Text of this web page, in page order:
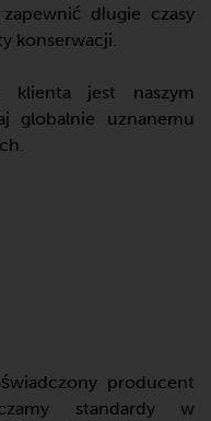
długie czasy
konserwacji.
klienta jest naszym
globalnie uznanemu
producent
standardy w